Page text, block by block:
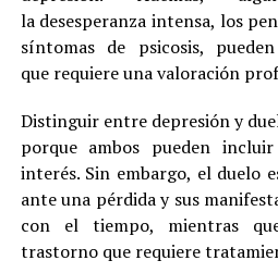
la desesperanza intensa, los
síntomas de psicosis,
que requiere una valoración
Distinguir entre depresión y
porque ambos pueden
interés. Sin embargo, el duelo
ante una pérdida y sus
con el tiempo, mientras
trastorno que requiere